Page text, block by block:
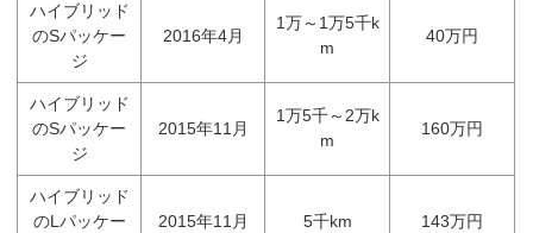
ハイブリッド
のSパッケー
ジ
2016年4月
1万～1万5千k
m
40万円
ハイブリッド
のSパッケー
ジ
2015年11月
1万5千～2万k
m
160万円
ハイブリッド
のLパッケー
2015年11月 5千km 143万円